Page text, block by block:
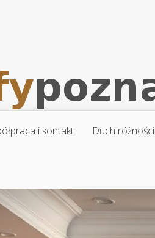
i kontakt Duch różności